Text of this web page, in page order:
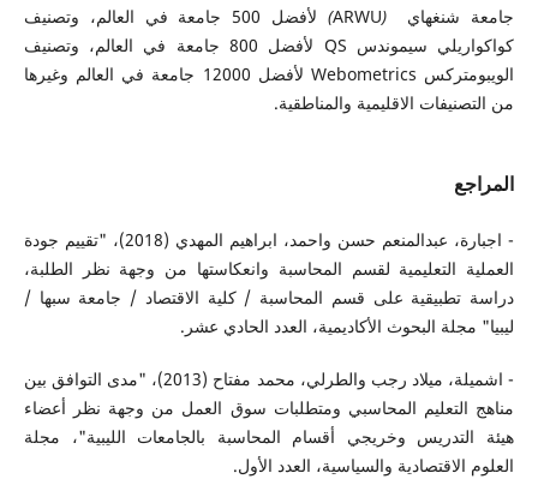
جامعة شنغهاي
(
ARWU
)
لأفضل 500 جامعة في العالم، وتصنيف
كواكواريلي سيموندس QS لأفضل 800 جامعة في العالم، وتصنيف
الويبومتركس Webometrics لأفضل 12000 جامعة في العالم وغيرها
من التصنيفات الاقليمية والمناطقية.
المراجع
- اجبارة، عبدالمنعم حسن واحمد، ابراهيم المهدي (2018)، "تقييم جودة
العملية التعليمية لقسم المحاسبة وانعكاستها من وجهة نظر الطلبة،
دراسة تطبيقية على قسم المحاسبة / كلية الاقتصاد / جامعة سبها /
ليبيا" مجلة البحوث الأكاديمية، العدد الحادي عشر.
- اشميلة، ميلاد رجب والطرلي، محمد مفتاح (2013)، "مدى التوافق بين
مناهج التعليم المحاسبي ومتطلبات سوق العمل من وجهة نظر أعضاء
هيئة التدريس وخريجي أقسام المحاسبة بالجامعات الليبية"، مجلة
العلوم الاقتصادية والسياسية، العدد الأول.